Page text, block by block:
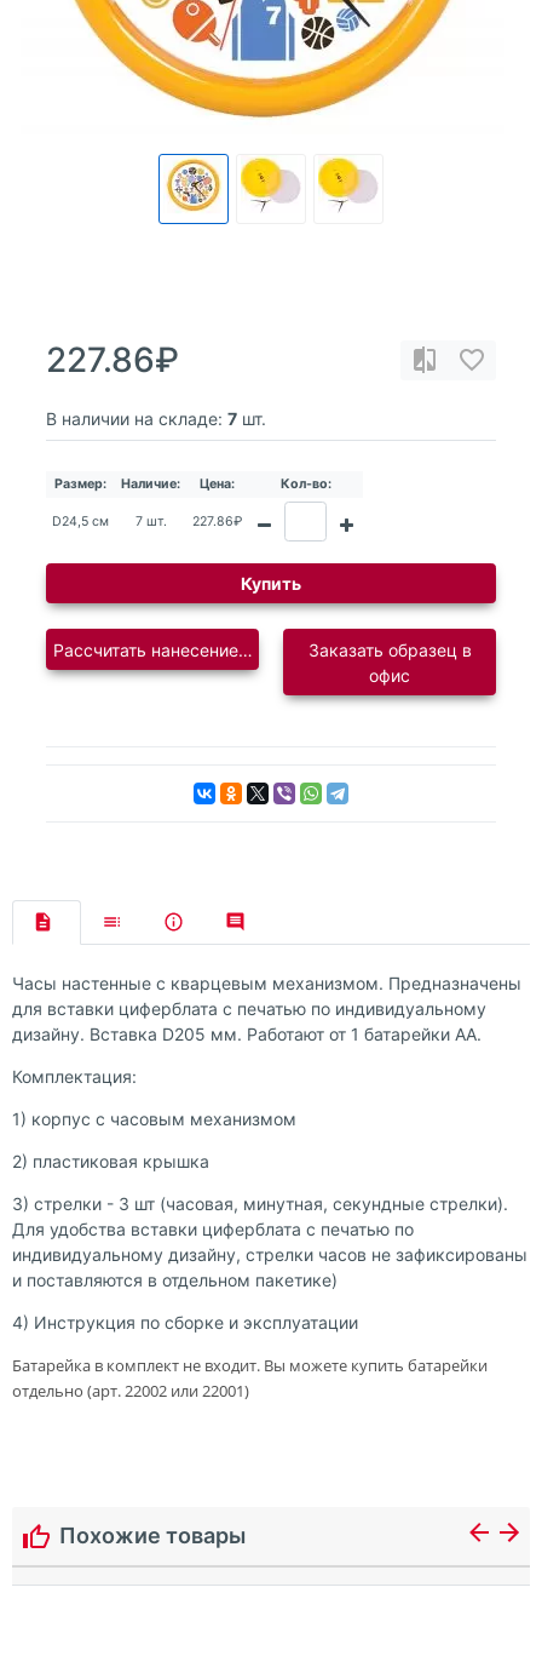
227.86₽
В наличии на складе: 7 шт.
Размер: Наличие: Цена: Кол-во:
D24,5 см 7 шт. 227.86₽
Купить
Рассчитать нанесение логотипаЗаказать образец в
офис
Часы настенные с кварцевым механизмом. Предназначены
для вставки циферблата с печатью по индивидуальному
дизайну. Вставка D205 мм. Работают от 1 батарейки АА.
Комплектация:
1) корпус с часовым механизмом
2) пластиковая крышка
3) стрелки - 3 шт (часовая, минутная, секундные стрелки).
Для удобства вставки циферблата с печатью по
индивидуальному дизайну, стрелки часов не зафиксированы
и поставляются в отдельном пакетике)
4) Инструкция по сборке и эксплуатации
Батарейка в комплект не входит. Вы можете купить батарейки
отдельно (арт. 22002 или 22001)
Похожие товары